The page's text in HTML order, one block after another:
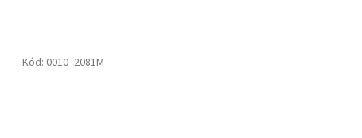
Kód: 0010_2081M